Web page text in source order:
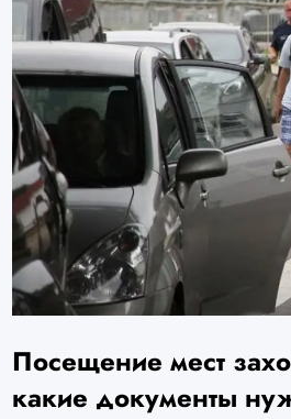
Посещение мест
какие документы